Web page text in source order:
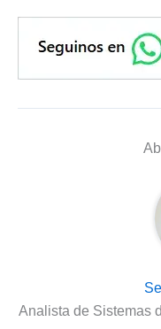
Analista de Sistemas